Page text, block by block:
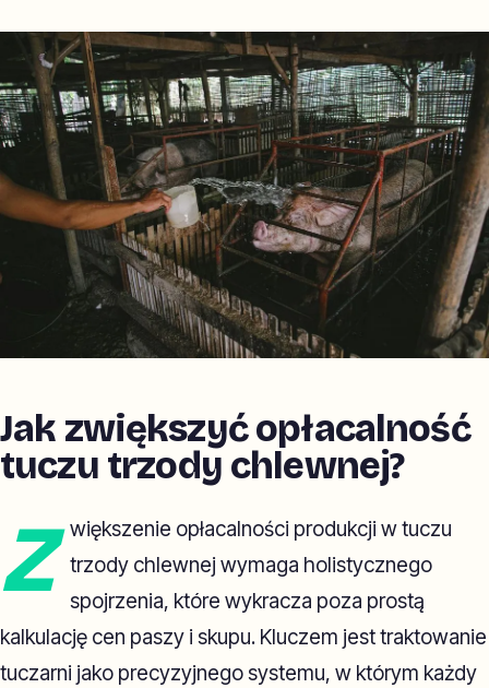
Jak zwiększyć opłacalność
tuczu trzody chlewnej?
Z
większenie opłacalności produkcji w tuczu
trzody chlewnej wymaga holistycznego
spojrzenia, które wykracza poza prostą
kalkulację cen paszy i skupu. Kluczem jest traktowanie
tuczarni jako precyzyjnego systemu, w którym każdy